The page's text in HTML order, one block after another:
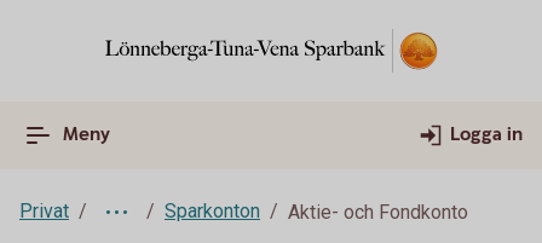
Meny Logga in
Privat Sparkonton Aktie- och Fondkonto